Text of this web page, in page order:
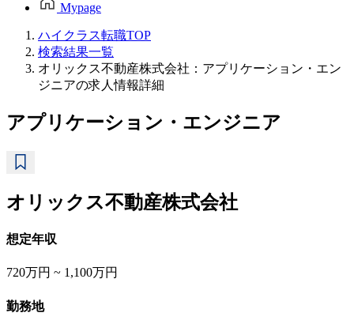
Mypage
ハイクラス転職TOP
検索結果一覧
オリックス不動産株式会社：アプリケーション・エン
ジニアの求人情報詳細
アプリケーション・エンジニア
オリックス不動産株式会社
想定年収
720万円 ~ 1,100万円
勤務地